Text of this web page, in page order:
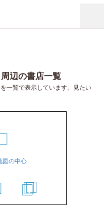
辺の書店一覧
一覧で表示しています。見たい
9
10
11